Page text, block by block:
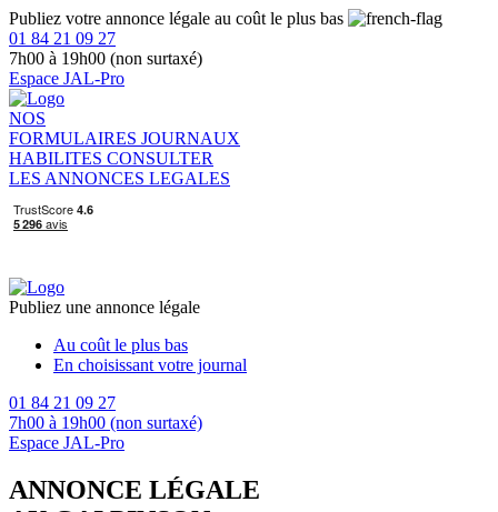
Publiez votre annonce légale au coût le plus bas
01 84 21 09 27
7h00 à 19h00 (non surtaxé)
Espace JAL-Pro
NOS
FORMULAIRES JOURNAUX
HABILITES CONSULTER
LES ANNONCES LEGALES
Publiez une annonce légale
Au coût le plus bas
En choisissant votre journal
01 84 21 09 27
7h00 à 19h00 (non surtaxé)
Espace JAL-Pro
ANNONCE LÉGALE